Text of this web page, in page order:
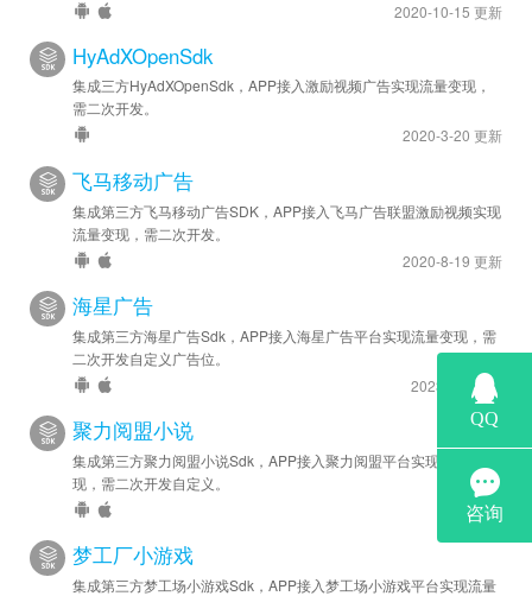
2020-10-15 更新
HyAdXOpenSdk
集成三方HyAdXOpenSdk，APP接入激励视频广告实现流量变现，
需二次开发。
2020-3-20 更新
飞马移动广告
集成第三方飞马移动广告SDK，APP接入飞马广告联盟激励视频实现
流量变现，需二次开发。
2020-8-19 更新
海星广告
集成第三方海星广告Sdk，APP接入海星广告平台实现流量变现，需
二次开发自定义广告位。
2023-5-6 更新
聚力阅盟小说
集成第三方聚力阅盟小说Sdk，APP接入聚力阅盟平台实现流量变
现，需二次开发自定义。
梦工厂小游戏
集成第三方梦工场小游戏Sdk，APP接入梦工场小游戏平台实现流量